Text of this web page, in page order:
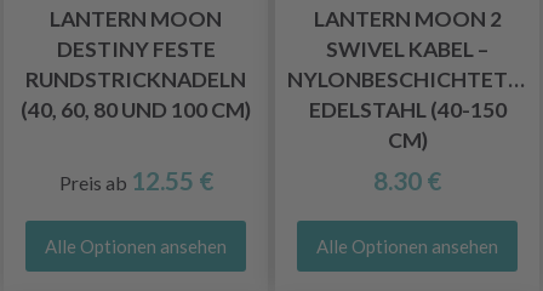
LANTERN MOON
DESTINY FESTE
RUNDSTRICKNADELN
(40, 60, 80 UND 100 CM)
Preis ab 12.55 €
Alle Optionen ansehen
LANTERN MOON 2
SWIVEL KABEL –
NYLONBESCHICHTETER
EDELSTAHL (40-150
CM)
8.30 €
Alle Optionen ansehen